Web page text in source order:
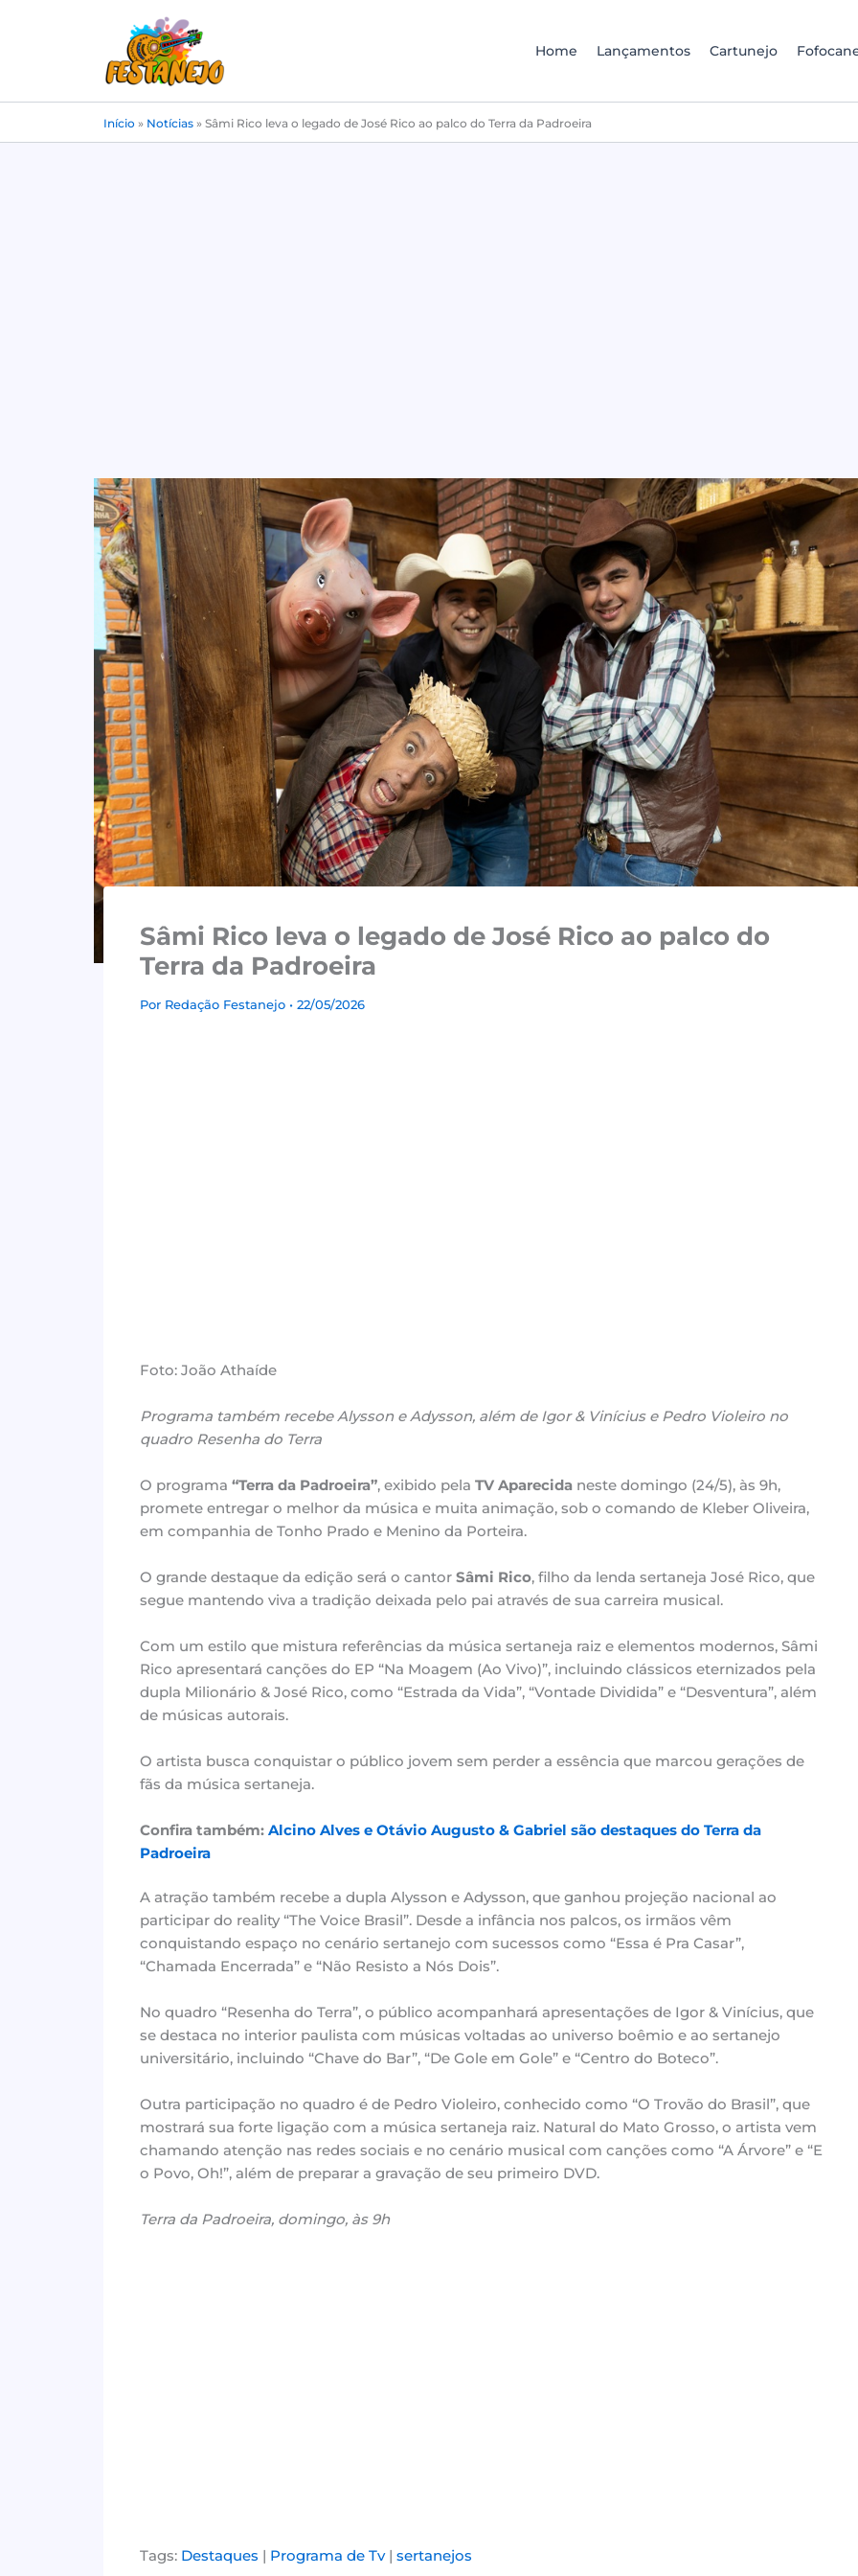
Home Lançamentos Cartunejo
Início » Notícias » Sâmi Rico leva o legado de José Rico ao palco do Terra da Padroeira
Sâmi Rico leva o legado de José Rico ao palco do
Terra da Padroeira
Por Redação Festanejo • 22/05/2026
Foto: João Athaíde
Programa também recebe Alysson e Adysson, além de Igor & Vinícius e Pedro Violeiro no
quadro Resenha do Terra
O programa “Terra da Padroeira”, exibido pela TV Aparecidaneste domingo (24/5), às 9h,
promete entregar o melhor da música e muita animação, sob o comando de Kleber Oliveira,
em companhia de Tonho Prado e Menino da Porteira.
O grande destaque da edição será o cantor Sâmi Rico, filho da lenda sertaneja José Rico, que
segue mantendo viva a tradição deixada pelo pai através de sua carreira musical.
Com um estilo que mistura referências da música sertaneja raiz e elementos modernos, Sâmi
Rico apresentará canções do EP “Na Moagem (Ao Vivo)”, incluindo clássicos eternizados pela
dupla Milionário & José Rico, como “Estrada da Vida”, “Vontade Dividida” e “Desventura”, além
de músicas autorais.
O artista busca conquistar o público jovem sem perder a essência que marcou gerações de
fãs da música sertaneja.
Confira também: Alcino Alves e Otávio Augusto & Gabriel são destaques do Terra da
Padroeira
A atração também recebe a dupla Alysson e Adysson, que ganhou projeção nacional ao
participar do reality “The Voice Brasil”. Desde a infância nos palcos, os irmãos vêm
conquistando espaço no cenário sertanejo com sucessos como “Essa é Pra Casar”,
“Chamada Encerrada” e “Não Resisto a Nós Dois”.
No quadro “Resenha do Terra”, o público acompanhará apresentações de Igor & Vinícius, que
se destaca no interior paulista com músicas voltadas ao universo boêmio e ao sertanejo
universitário, incluindo “Chave do Bar”, “De Gole em Gole” e “Centro do Boteco”.
Outra participação no quadro é de Pedro Violeiro, conhecido como “O Trovão do Brasil”, que
mostrará sua forte ligação com a música sertaneja raiz. Natural do Mato Grosso, o artista vem
chamando atenção nas redes sociais e no cenário musical com canções como “A Árvore” e “E
o Povo, Oh!”, além de preparar a gravação de seu primeiro DVD.
Terra da Padroeira, domingo, às 9h
Tags: Destaques | Programa de Tv| sertanejos